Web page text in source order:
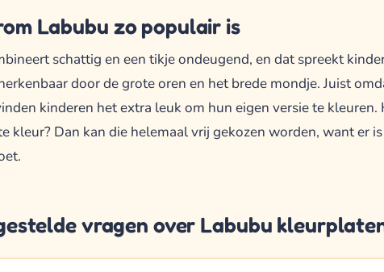
Labubu zo populair is
schattig en een tikje ondeugend, en dat spreekt
door de grote oren en het brede mondje. Juist
kinderen het extra leuk om hun eigen versie te kleuren.
kleur? Dan kan die helemaal vrij gekozen worden, want er
vragen over Labubu